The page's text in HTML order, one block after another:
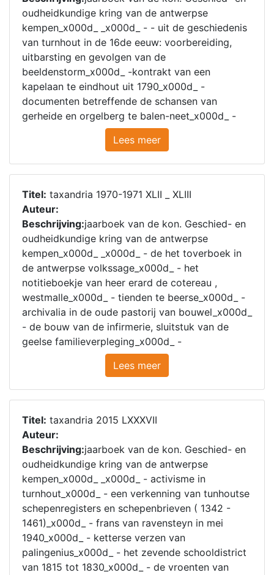
oudheidkundige kring van de antwerpse
kempen_x000d_ _x000d_ - - uit de geschiedenis
van turnhout in de 16de eeuw: voorbereiding,
uitbarsting en gevolgen van de
beeldenstorm_x000d_ -kontrakt van een
kapelaan te eindhout uit 1790_x000d_ -
documenten betreffende de schansen van
gerheide en orgelberg te balen-neet_x000d_ -
Lees meer
Titel: taxandria 1970-1971 XLII _ XLIII
Auteur:
Beschrijving:jaarboek van de kon. Geschied- en
oudheidkundige kring van de antwerpse
kempen_x000d_ _x000d_ - de het toverboek in
de antwerpse volkssage_x000d_ - het
notitieboekje van heer erard de cotereau ,
westmalle_x000d_ - tienden te beerse_x000d_ -
archivalia in de oude pastorij van bouwel_x000d_
- de bouw van de infirmerie, sluitstuk van de
geelse familieverpleging_x000d_ -
Lees meer
Titel: taxandria 2015 LXXXVII
Auteur:
Beschrijving:jaarboek van de kon. Geschied- en
oudheidkundige kring van de antwerpse
kempen_x000d_ _x000d_ - activisme in
turnhout_x000d_ - een verkenning van tunhoutse
schepenregisters en schepenbrieven ( 1342 -
1461)_x000d_ - frans van ravensteyn in mei
1940_x000d_ - ketterse verzen van
palingenius_x000d_ - het zevende schooldistrict
van 1815 tot 1830_x000d_ - de vroenten van